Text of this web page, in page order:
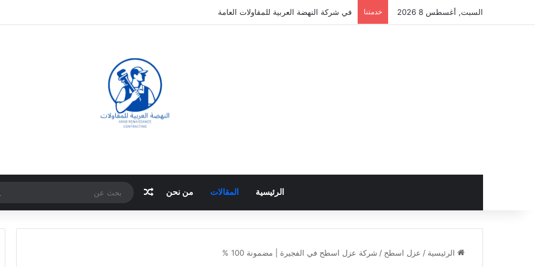
السبت, أغسطس 8 2026 خدمتنا في شركة النهضة العربية للمقاولات العامة
الرئيسية المقالات من نحن مقال عشوائي
الرئيسية / عزل اسطح / شركة عزل اسطح في الفجيرة | مضمونة 100 %